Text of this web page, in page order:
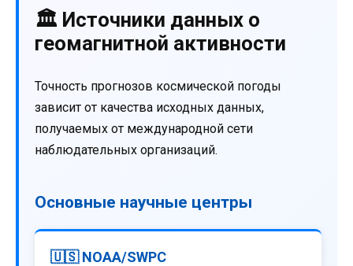
🏛️ Источники данных о
геомагнитной активности
Точность прогнозов космической погоды
зависит от качества исходных данных,
получаемых от международной сети
наблюдательных организаций.
Основные научные центры
🇺🇸 NOAA/SWPC